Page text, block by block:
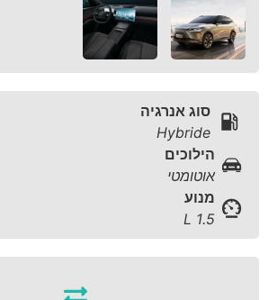
סוג אנרגיה
Hybride
הילוכים
אוטומטי
מנוע
1.5 L